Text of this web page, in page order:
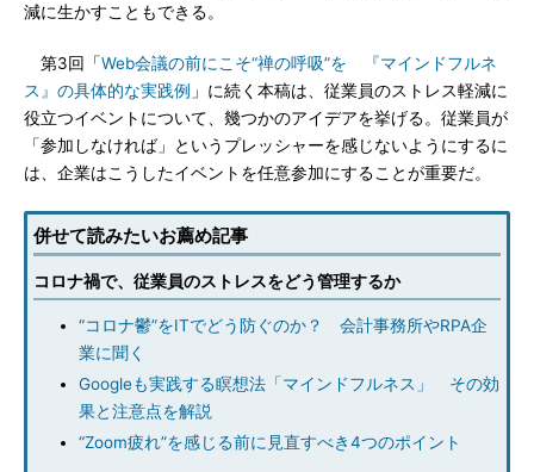
減に生かすこともできる。
第3回「Web会議の前にこそ“禅の呼吸”を 『マインドフルネ
ス』の具体的な実践例 」に続く本稿は、従業員のストレス軽減に
役立つイベントについて、幾つかのアイデアを挙げる。従業員が
「参加しなければ」というプレッシャーを感じないようにするに
は、企業はこうしたイベントを任意参加にすることが重要だ。
併せて読みたいお薦め記事
コロナ禍で、従業員のストレスをどう管理するか
“コロナ鬱”をITでどう防ぐのか？ 会計事務所やRPA企
業に聞く
Googleも実践する瞑想法「マインドフルネス」 その効
果と注意点を解説
“Zoom疲れ”を感じる前に見直すべき4つのポイント